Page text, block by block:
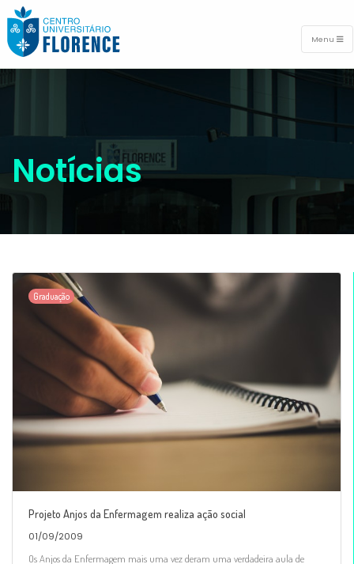
Menu
Notícias
Graduação
Projeto Anjos da Enfermagem realiza ação social
01/09/2009
Os Anjos da Enfermagem mais uma vez deram uma verdadeira aula de